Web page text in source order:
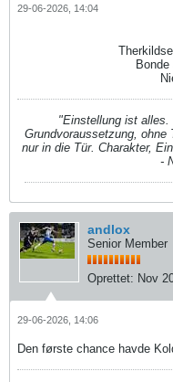
29-06-2026, 14:04
"Einstellung ist alles.
Grundvoraussetzung,
nur in die Tür. Charakter,
-
andlox
Senior Member
Oprettet: Nov
29-06-2026, 14:06
Den første chance havde